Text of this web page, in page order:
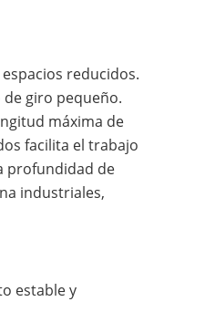
reducidos.
giro pequeño.
máxima de
facilita el trabajo
profundidad de
industriales,
estable y